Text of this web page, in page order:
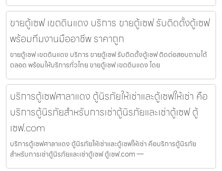
ขายตู้เซฟ เขตดินแดง บริการ ขายตู้เซฟ รับติดตั้งตู้เซฟ
พร้อมทีมงานมืออาชีพ ราคาถูก
ขายตู้เซฟ เขตดินแดง บริการ ขายตู้เซฟ รับติดตั้งตู้เซฟ ติดต่อสอบถามได้
ตลอด พร้อมให้บริการทั่วไทย ขายตู้เซฟ เขตดินแดง โดย
บริการตู้เซฟศาลาแดง ตู้นิรภัยให้เช่าและตู้เซฟให้เช่า คือ
บริการตู้นิรภัยสำหรับการเช่าตู้นิรภัยและเช่าตู้เซฟ ตู้
เซฟ.com
บริการตู้เซฟศาลาแดง ตู้นิรภัยให้เช่าและตู้เซฟให้เช่า คือบริการตู้นิรภัย
สำหรับการเช่าตู้นิรภัยและเช่าตู้เซฟ ตู้เซฟ.com —